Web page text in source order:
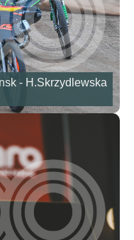
- H.Skrzydlewska